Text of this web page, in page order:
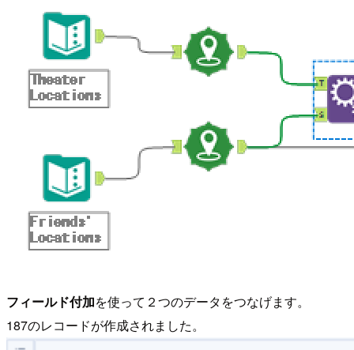
フィールド付加を使って２つのデータをつなげます。
187のレコードが作成されました。